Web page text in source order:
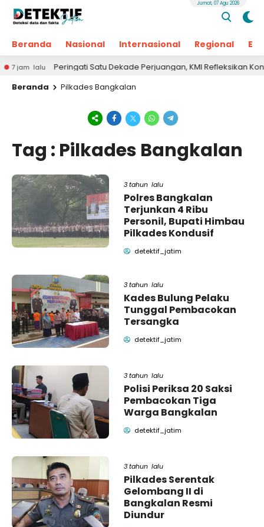
Beranda Nasional Internasional Regional
Jumat, 07 Agu 2026
lalu
Peringati Satu Dekade Perjuangan, KMI Refleksikan
Beranda
Pilkades Bangkalan
Tag : Pilkades Bangkalan
3 tahun lalu
Polres Bangkalan
Terjunkan 4 Ribu
Personil, Bupati Himbau
Pilkades Kondusif
detektif_jatim
3 tahun lalu
Kades Bulung Pelaku
Tunggal Pembacokan
Tersangka
detektif_jatim
3 tahun lalu
Polisi Periksa 20 Saksi
Pembacokan Tiga
Warga Bangkalan
detektif_jatim
3 tahun lalu
Pilkades Serentak
Gelombang II di
Bangkalan Resmi
Diundur